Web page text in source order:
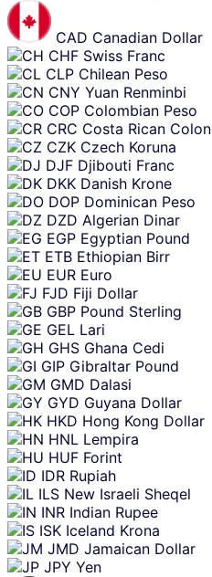
CAD Canadian Dollar
CHF Swiss Franc
CLP Chilean Peso
CNY Yuan Renminbi
COP Colombian Peso
CRC Costa Rican Colon
CZK Czech Koruna
DJF Djibouti Franc
DKK Danish Krone
DOP Dominican Peso
DZD Algerian Dinar
EGP Egyptian Pound
ETB Ethiopian Birr
EUR Euro
FJD Fiji Dollar
GBP Pound Sterling
GEL Lari
GHS Ghana Cedi
GIP Gibraltar Pound
GMD Dalasi
GYD Guyana Dollar
HKD Hong Kong Dollar
HNL Lempira
HUF Forint
IDR Rupiah
ILS New Israeli Sheqel
INR Indian Rupee
ISK Iceland Krona
JMD Jamaican Dollar
JPY Yen